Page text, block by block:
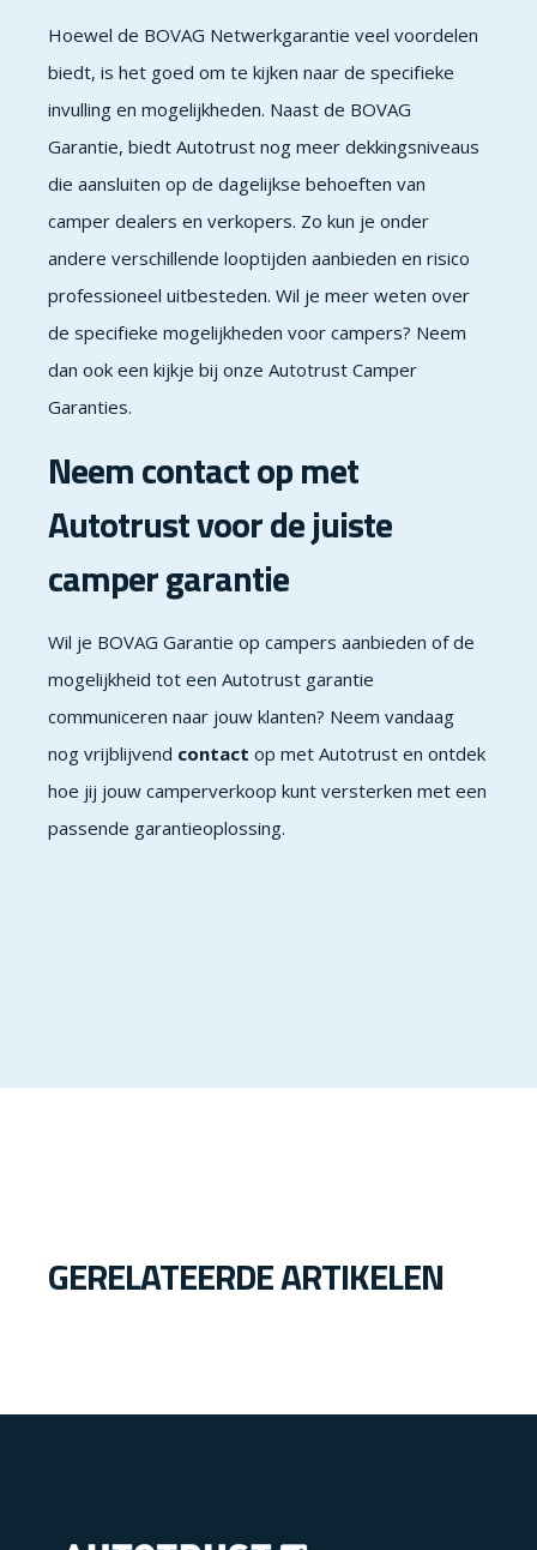
Hoewel de BOVAG Netwerkgarantie veel voordelen
biedt, is het goed om te kijken naar de specifieke
invulling en mogelijkheden. Naast de BOVAG
Garantie, biedt Autotrust nog meer dekkingsniveaus
die aansluiten op de dagelijkse behoeften van
camper dealers en verkopers. Zo kun je onder
andere verschillende looptijden aanbieden en risico
professioneel uitbesteden. Wil je meer weten over
de specifieke mogelijkheden voor campers? Neem
dan ook een kijkje bij onze Autotrust Camper
Garanties.
Neem contact op met
Autotrust voor de juiste
camper garantie
Wil je BOVAG Garantie op campers aanbieden of de
mogelijkheid tot een Autotrust garantie
communiceren naar jouw klanten? Neem vandaag
nog vrijblijvend contact op met Autotrust en ontdek
hoe jij jouw camperverkoop kunt versterken met een
passende garantieoplossing.
GERELATEERDE ARTIKELEN